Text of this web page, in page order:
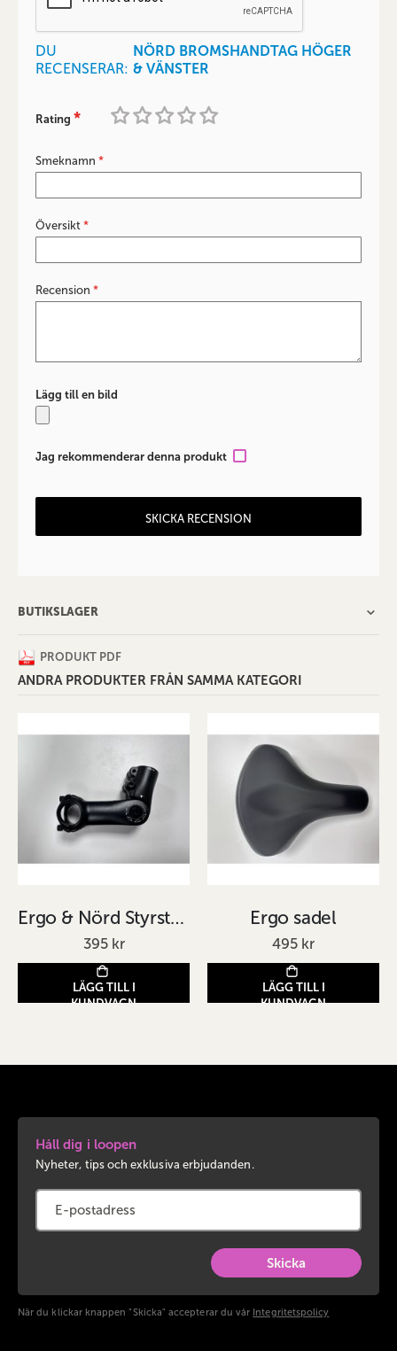
DU
RECENSERAR:
NÖRD BROMSHANDTAG HÖGER
& VÄNSTER
Rating
Smeknamn
Översikt
Recension
Lägg till en bild
Jag rekommenderar denna produkt
SKICKA RECENSION
BUTIKSLAGER
PRODUKT PDF
ANDRA PRODUKTER FRÅN SAMMA KATEGORI
Ergo & Nörd Styrstam
395 kr
LÄGG TILL I
KUNDVAGN
Ergo sadel
495 kr
LÄGG TILL I
KUNDVAGN
Håll dig i loopen
Nyheter, tips och exklusiva erbjudanden.
Skicka
När du klickar knappen "Skicka" accepterar du vår Integritetspolicy